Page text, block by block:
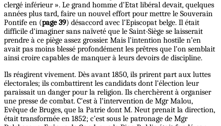
clergé inférieur ». Le grand homme d’Etat libéral devait, quelques
années plus tard, faire un nouvel effort pour mettre le Souverain
Pontife en (page 39) désaccord avec l’Episcopat belge. Il était
difficile d’imaginer sans naïveté que le Saint-Siège se laisserait
prendre à ce piège assez grossier. Mais l’intention hostile n’en
avait pas moins blessé profondément les prêtres que l’on semblait
ainsi croire capables de manquer à leurs devoirs de discipline.
Ils réagirent vivement. Dès avant 1850, ils prirent part aux luttes
électorales; ils combattirent les candidats dont l’élection leur
paraissait un danger pour la religion. Ils cherchèrent à organiser
une presse de combat. C’est à l’intervention de Mgr Malou,
Evêque de Bruges, que la Patrie dont M. Neut prenait la direction,
était transformée en 1852; c’est sous le patronage de Mgr